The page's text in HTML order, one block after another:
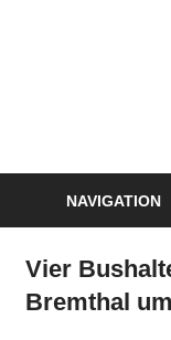
NAVIGATION
Vier
Bremthal